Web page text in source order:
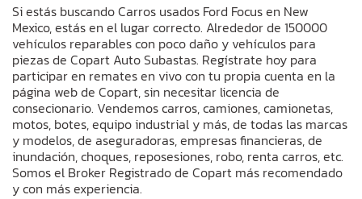
Si estás buscando Carros usados Ford Focus en New
Mexico, estás en el lugar correcto. Alrededor de 150000
vehículos reparables con poco daño y vehículos para
piezas de Copart Auto Subastas. Regístrate hoy para
participar en remates en vivo con tu propia cuenta en la
página web de Copart, sin necesitar licencia de
consecionario. Vendemos carros, camiones, camionetas,
motos, botes, equipo industrial y más, de todas las marcas
y modelos, de aseguradoras, empresas financieras, de
inundación, choques, reposesiones, robo, renta carros, etc.
Somos el Broker Registrado de Copart más recomendado
y con más experiencia.